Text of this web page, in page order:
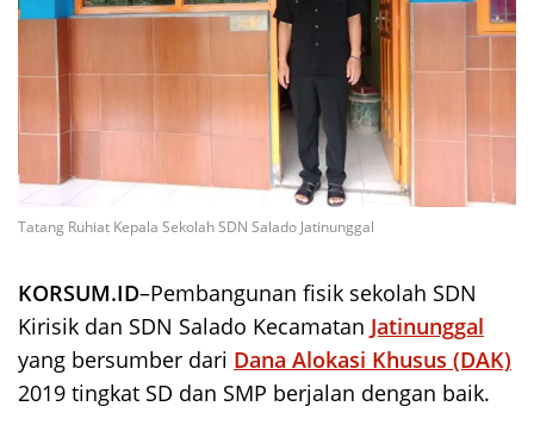
Tatang Ruhiat Kepala Sekolah SDN Salado Jatinunggal
KORSUM.ID–Pembangunan fisik sekolah SDN
Kirisik dan SDN Salado Kecamatan Jatinunggal
yang bersumber dari Dana Alokasi Khusus (DAK)
2019 tingkat SD dan SMP berjalan dengan baik.